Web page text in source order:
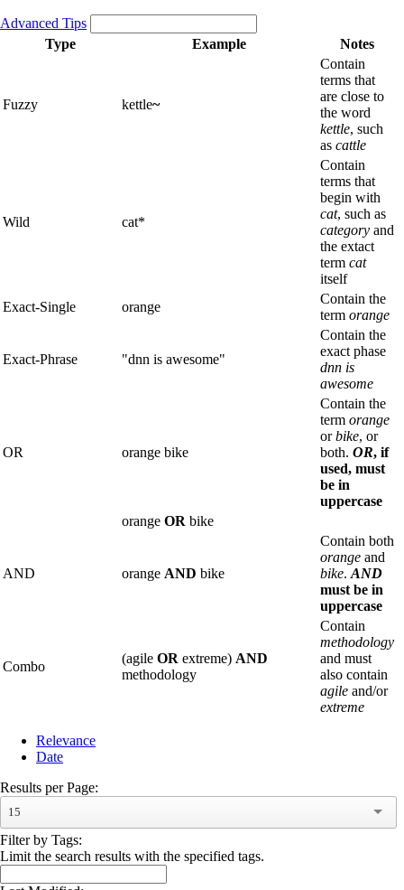
Advanced Tips
Type
Example Notes
Fuzzy kettle~
Contain
terms that
are close to
the word
kettle, such
as cattle
Wild cat*
Contain
terms that
begin with
cat, such as
category and
the extact
term cat
itself
Exact-Single
orange
Contain the
term orange
Exact-Phrase "dnn is awesome"
Contain the
exact phase
dnn is
awesome
OR orange bike
Contain the
term orange
orbike, or
both. OR, if
used, must
be in
uppercase
orange OR bike
AND orange AND bike
Contain both
orange and
bike. AND
must be in
uppercase
Combo
(agile OR extreme) AND
methodology
Contain
methodology
and must
also contain
agile and/or
extreme
Relevance
Date
Results per Page:
15
Filter by Tags:
Limit the search results with the specified tags.